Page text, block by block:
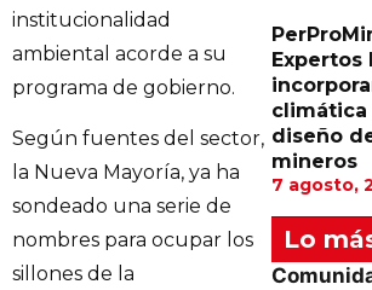
institucionalidad
ambiental acorde a su
programa de gobierno.
Según fuentes del sector,
la Nueva Mayoría, ya ha
sondeado una serie de
nombres para ocupar los
sillones de la
Expertos
diseño
mineros
7 agosto,
Lo